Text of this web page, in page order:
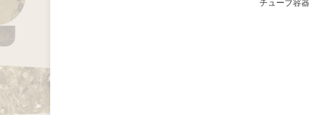
チューブ容器